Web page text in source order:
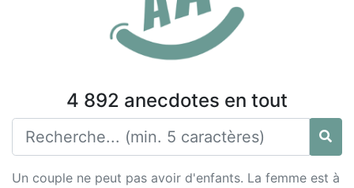
4 892 anecdotes en tout
Un couple ne peut pas avoir d'enfants. La femme est à